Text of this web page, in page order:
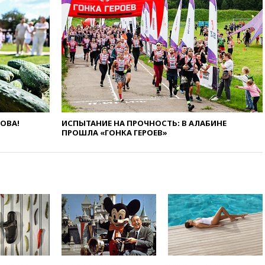
14:40 В Германии задержан
украинец за шпионаж на
оборонном предприятии
14:21АТОР сообщила о
снижении цен на авиабилеты
в России
14:19Масштабный сбой
произошел в рунете
14:14«Ведомости»: Озон банк
не пострадает от британских
новый тоннель зеленой ветки
метро
13:38
В эфире «Радиостанции
Судного дня» прозвучали три
сообщения
ИСПЫТАНИЕ НА ПРОЧНОСТЬ: В АЛАБИНЕ
ПРОШЛА «ГОНКА ГЕРОЕВ»